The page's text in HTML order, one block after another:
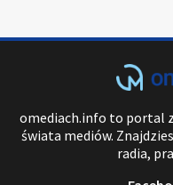
omediach.info to portal
świata mediów.
radia,